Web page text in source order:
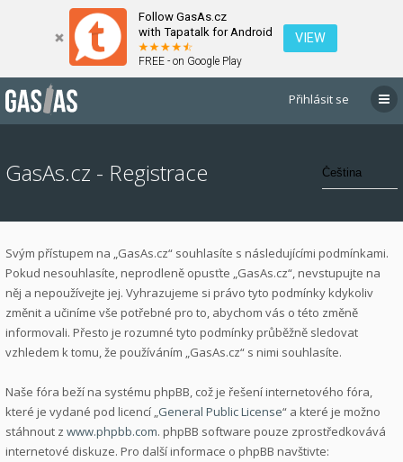
Follow GasAs.cz
with Tapatalk for Android
FREE - on Google Play
VIEW
Přihlásit se
GasAs.cz - Registrace
Svým přístupem na „GasAs.cz“ souhlasíte s následujícími podmínkami.
Pokud nesouhlasíte, neprodleně opusťte „GasAs.cz“, nevstupujte na
něj a nepoužívejte jej. Vyhrazujeme si právo tyto podmínky kdykoliv
změnit a učiníme vše potřebné pro to, abychom vás o této změně
informovali. Přesto je rozumné tyto podmínky průběžně sledovat
vzhledem k tomu, že používáním „GasAs.cz“ s nimi souhlasíte.
Naše fóra beží na systému phpBB, což je řešení internetového fóra,
které je vydané pod licencí „General Public License“ a které je možno
stáhnout z www.phpbb.com. phpBB software pouze zprostředkovává
internetové diskuze. Pro další informace o phpBB navštivte: